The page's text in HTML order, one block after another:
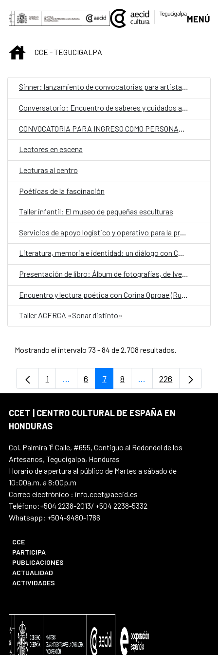
Saltar al contenido principal
MENÚ
INICIOCCE - TEGUCIGALPA
Sinner: lanzamiento de convocatorias para artistas hondureños
Conversatorio: Encuentro de saberes y cuidados ancestrales
Lectores en escena
Lecturas al centro
Poéticas de la fascinación
Taller infantil: El museo de pequeñas esculturas
Servicios de apoyo logístico y operativo para la programación cultural, así como servicios auxiliares con funciones de conducción para las gestiones propias del Centro Cultural de España en Honduras (AECID)
Literatura, memoria e identidad: un diálogo con Corina Oproae
Presentación de libro: Álbum de fotografías, de Iveth Vega
Taller ACERCA «Sonar distinto»
Mostrando el intervalo 73 - 84 de 2.708 resultados.
Página
1 ...Páginas intermedias Use TAB para
Página
6 Página
7 Página
8 ...PáginasPágina
226
CCET | CENTRO CULTURAL DE ESPAÑA EN
HONDURAS
Col. Palmira 1ª Calle, #655, Contiguo al Redondel de los
Artesanos, Tegucigalpa, Honduras
Horario de apertura al público de Martes a sábado de
10:00a.m. a 8:00p.m
Correo electrónico : info.ccet@aecid.es
Teléfono:+504 2238-2013/ +504 2238-5332
Whatsapp: +504-9480-1786
CCE
PARTICIPA
PUBLICACIONES
ACTUALIDAD
ACTIVIDADES